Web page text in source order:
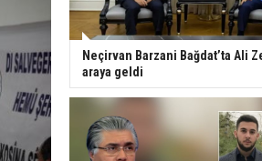
Neçirvan Barzani Bağdat’ta Ali
araya geldi